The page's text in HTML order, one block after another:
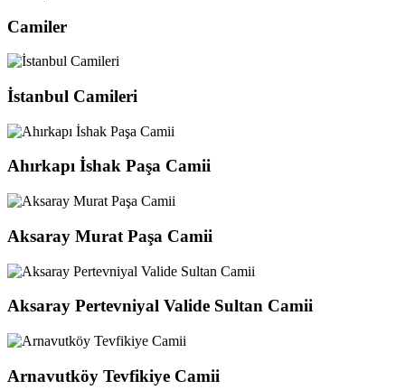
Camiler
İstanbul Camileri
Ahırkapı İshak Paşa Camii
Aksaray Murat Paşa Camii
Aksaray Pertevniyal Valide Sultan Camii
Arnavutköy Tevfikiye Camii